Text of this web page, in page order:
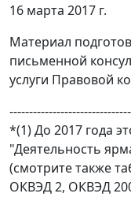
16 марта 2017 г.
Материал
письменной
услуги Правовой
*(1) До 2017 года
"Деятельность
(смотрите также
ОКВЭД 2, ОКВЭД